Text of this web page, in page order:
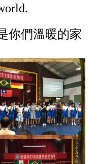
你們溫暖的家